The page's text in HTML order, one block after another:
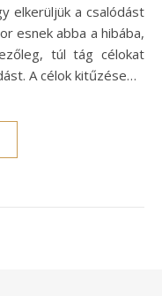
elkerüljük a csalódást
esnek abba a hibába,
túl tág célokat
A célok kitűzése…